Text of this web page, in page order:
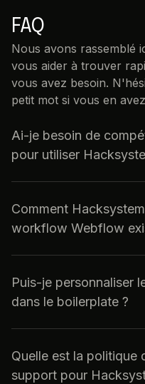
FAQ
Nous avons rassemblé
vous aider à trouver
vous avez besoin.
petit mot si vous en
Ai-je besoin de
pour utiliser
connaître les outils
minimum pour pouvoir
Comment
workflow Webflow
Wized, Xano et
la majorité du travail /
architecture de l'app).
repartir de zéro pour
Puis-je personnaliser
dans le boilerplate ?
comment fonctionnent
pouvez reprendre la
Quelle est la politique
support pour